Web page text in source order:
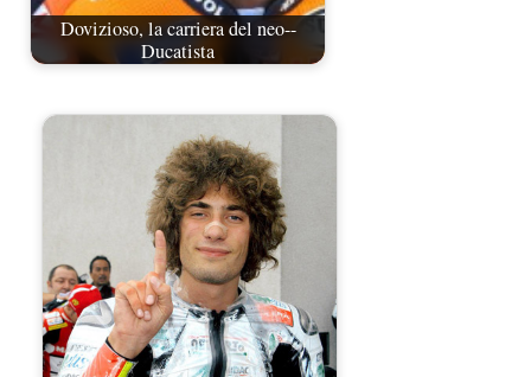
Dovizioso, la carriera del neo--
Ducatista